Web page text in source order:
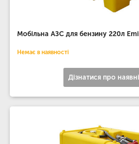
Мобільна АЗС для бензину 220л
Немає в наявності
Дізнатися про